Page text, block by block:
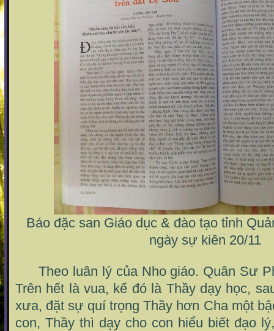
Báo đặc san Giáo dục & đào tạo tỉnh
ngày sự kiên 20/11
Theo luân lý của Nho giáo. Quân Sư
Trên hết là vua, kế đó là Thầy dạy học,
xưa, đặt sự quí trọng Thầy hơn Cha một
con, Thầy thì dạy cho con hiểu biết đạo